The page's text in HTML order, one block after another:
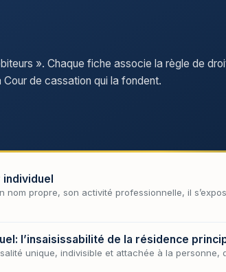
». Chaque fiche associe la règle de
de cassation qui la fondent.
individuel
nom propre, son activité professionnelle, il
l’insaisissabilité de la résidence
unique, indivisible et attachée à la